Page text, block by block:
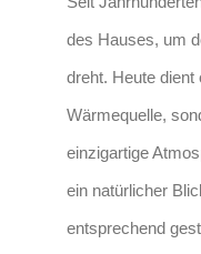
des Hauses, um
dreht. Heute
Wärmequelle,
einzigartige
ein natürlicher
entsprechend